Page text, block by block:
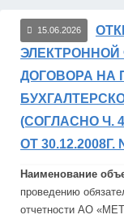
15.06.2026
ДОГОВОРА НА
(СОГЛАСНО Ч.
ОТ
Наименование
проведению
отчетности АО